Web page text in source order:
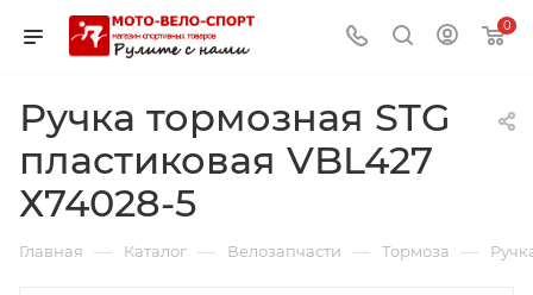
0
Ручка тормозная STG
пластиковая VBL427
Х74028-5
Главная — Каталог — Велозапчасти — Тормоза —